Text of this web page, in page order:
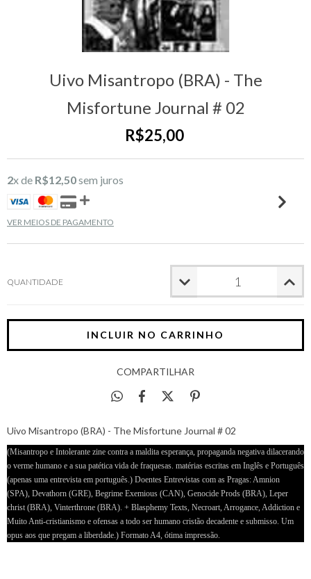
Uivo Misantropo (BRA) - The
Misfortune Journal # 02
R$25,00
2x de R$12,50sem juros
VER MEIOS DE PAGAMENTO
QUANTIDADE
COMPARTILHAR
Uivo Misantropo (BRA) - The Misfortune Journal # 02
(Misantropo e Intolerante zine contra a maldita esperança, propaganda negativa dilacerando
o verme humano e a sua patética vida de fraquesas. matérias escritas em Inglês e Português
(apenas uma entrevista em português.) Doentes Entrevistas com as Pragas: Amnion
(SPA), Devathorn (GRE), Begrime Exemious (CAN), Genocide Prods (BRA), Leper
christ (BRA), Vinterthrone (BRA). + Blasphemy Texts, Necroart, Arrogance, Addiction e
Muito Anti-cristianismo e ofensas a todo ser humano cristão decadente e submisso. Um
opus aos que pregam a liberdade.) Formato A4, ótima impressão.